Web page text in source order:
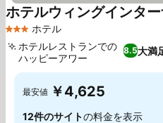
3 ホテルのランク
ホテル
ホテルウィングインタ
8.5大満
ホテルレストランでの
ハッピーアワー
最安値 ￥4,625
12件のサイトの料金を表示